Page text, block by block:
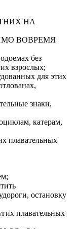
НА
ВОВРЕМЯ
без
взрослых;
для этих
знаки,
катерам,
плавательных
остановку
плавательных